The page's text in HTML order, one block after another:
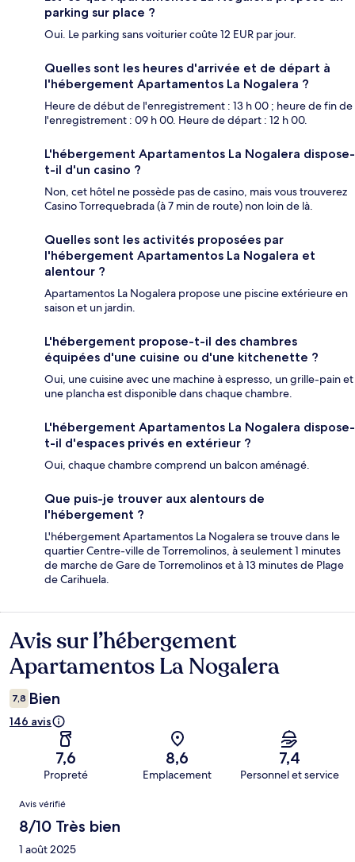
parking sur place ?
Oui. Le parking sans voiturier coûte 12 EUR par jour.
Quelles sont les heures d'arrivée et de départ à
l'hébergement Apartamentos La Nogalera ?
Heure de début de l'enregistrement : 13 h 00 ; heure de fin de
l'enregistrement : 09 h 00. Heure de départ : 12 h 00.
L'hébergement Apartamentos La Nogalera dispose-
t-il d'un casino ?
Non, cet hôtel ne possède pas de casino, mais vous trouverez
Casino Torrequebrada (à 7 min de route) non loin de là.
Quelles sont les activités proposées par
l'hébergement Apartamentos La Nogalera et
alentour ?
Apartamentos La Nogalera propose une piscine extérieure en
saison et un jardin.
L'hébergement propose-t-il des chambres
équipées d'une cuisine ou d'une kitchenette ?
Oui, une cuisine avec une machine à espresso, un grille-pain et
une plancha est disponible dans chaque chambre.
L'hébergement Apartamentos La Nogalera dispose-
t-il d'espaces privés en extérieur ?
Oui, chaque chambre comprend un balcon aménagé.
Que puis-je trouver aux alentours de
l'hébergement ?
L'hébergement Apartamentos La Nogalera se trouve dans le
quartier Centre-ville de Torremolinos, à seulement 1 minutes
de marche de Gare de Torremolinos et à 13 minutes de Plage
de Carihuela.
Avis
Avis sur l’hébergement
Apartamentos La Nogalera
7,8 Bien
146 avis
7,6
Propreté
8,6
Emplacement
7,4
Personnel et service
Avis
Avis vérifié
8/10 Très bien
1 août 2025